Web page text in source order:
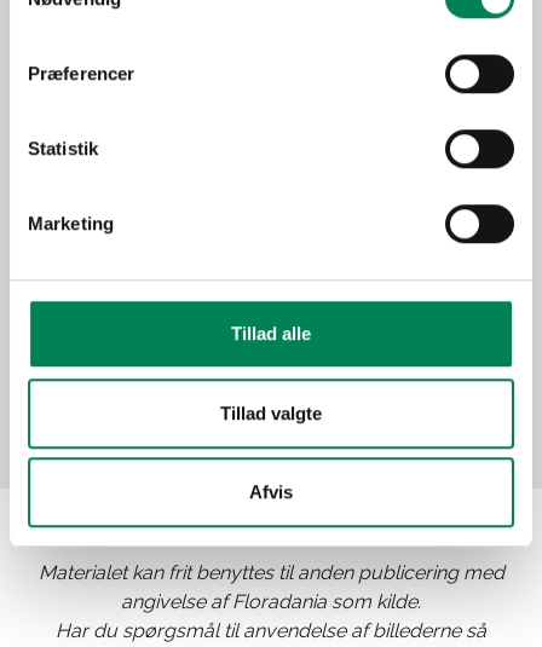
Præferencer
Statistik
Marketing
Tillad alle
Tillad valgte
Afvis
Anvendelse
Materialet kan frit benyttes til anden publicering med
angivelse af Floradania som kilde.
Har du spørgsmål til anvendelse af billederne så